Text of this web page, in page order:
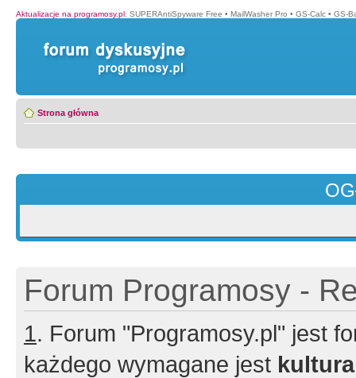
Aktualizacje na programosy.pl: SUPERAntiSpyware Free • MailWasher Pro • GS-Calc • GS-
Strona główna
Forum Programosy -
1. Forum "Programosy.pl" jest
każdego wymagane jest